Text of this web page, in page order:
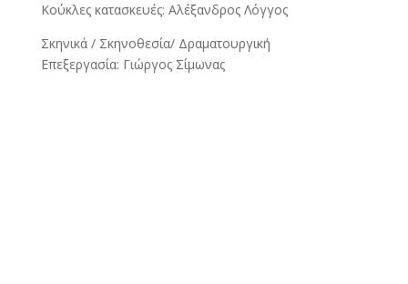
Κούκλες κατασκευές: Αλέξανδρος Λόγγος
Σκηνικά / Σκηνοθεσία/ Δραματουργική
Επεξεργασία: Γιώργος Σίμωνας